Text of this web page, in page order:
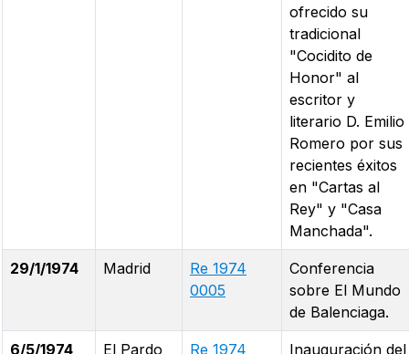
ofrecido su
tradicional
"Cocidito de
Honor" al
escritor y
literario D. Emilio
Romero por sus
recientes éxitos
en "Cartas al
Rey" y "Casa
Manchada".
29/1/1974 Madrid
Re 1974
0005
Conferencia
sobre El Mundo
de Balenciaga.
6/5/1974 El Pardo
Re 1974
Inauguración del